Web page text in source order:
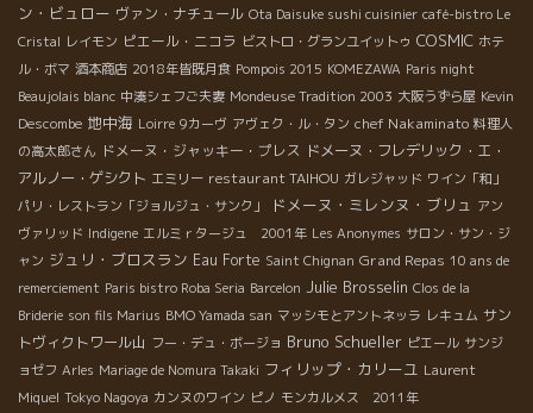
ン・ビュロー ヴァン・ナチュール Ota Daisuke sushi cuisinier café-bistro Le
Cristal レイモン ピエール・ニコラ ビストロ・グランユイットゥ COSMIC ホテ
ル・ボマ 酒本商店 2018年皆既月食 Pompois 2015 KOMEZAWA Paris night
Beaujolais blanc 中湊シェフご夫妻 Mondeuse Tradition 2003 大阪うずら屋 Kevin
Descombe 地中海 Loirre 9カーヴ アヴェク・ル・タン chef Nakaminato 料理人
の高太郎さん ドメーヌ・ジャッキー・プレス ドメーヌ・フレデリック・エ・
アルノー・ゲシクト エミリー restaurant TAIHOU ガレジャッド ワイン「和」
パリ・レストラン「ジョルジュ・サンク」
ドメーヌ・ミレンヌ・ブリュ アン
ヴァリッド Indigene エルミｒタージュ 2001年 Les Anonymes サロン・サン・ジ
ャン ジュリ・ブロスラン Eau Forte Saint Chignan Grand Repas 10 ans de
remerciement Paris bistro Roba Seria Barcelon Julie Brosselin Clos de la
Briderie son fils Marius BMO Yamada san マッシモとアントネッラ レキュム サン
トヴィクトワール山 フー・デュ・ボージョ Bruno Schueller ピエール サンジ
ョゼフ Arles Mariage de Nomura Takaki フィリップ・カリーユ Laurent
Miquel Tokyo Nagoya カンヌのワイン ピノ モンカルメス 2011年